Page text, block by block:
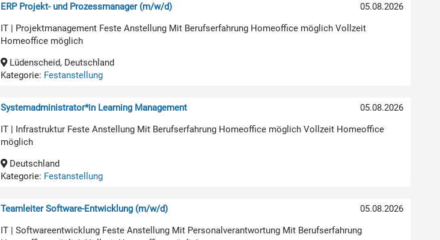
05.08.2026
ERP Projekt- und Prozessmanager (m/w/d)
IT | Projektmanagement Feste Anstellung Mit Berufserfahrung Homeoffice möglich Vollzeit
Homeoffice möglich
Lüdenscheid, Deutschland
Kategorie: Festanstellung
05.08.2026
Systemadministrator*in Learning Management
IT | Infrastruktur Feste Anstellung Mit Berufserfahrung Homeoffice möglich Vollzeit Homeoffice
möglich
Deutschland
Kategorie: Festanstellung
05.08.2026
Teamleiter Software-Entwicklung (m/w/d)
IT | Softwareentwicklung Feste Anstellung Mit Personalverantwortung Mit Berufserfahrung